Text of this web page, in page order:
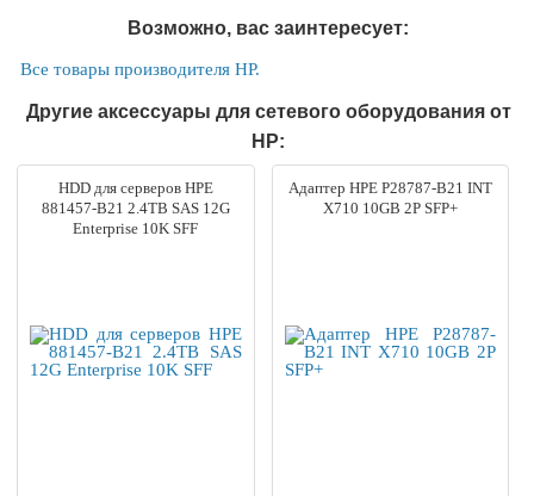
Возможно, вас заинтересует:
Все товары производителя HP.
Другие аксессуары для сетевого оборудования от
HP:
HDD для серверов HPE
881457-B21 2.4TB SAS 12G
Enterprise 10K SFF
Адаптер HPE P28787-B21 INT
X710 10GB 2P SFP+